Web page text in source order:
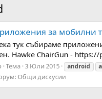
за мобилни
тук събираме
Hawke ChairGun -
Тема 3 Юли 2015 android
Общи дискусии